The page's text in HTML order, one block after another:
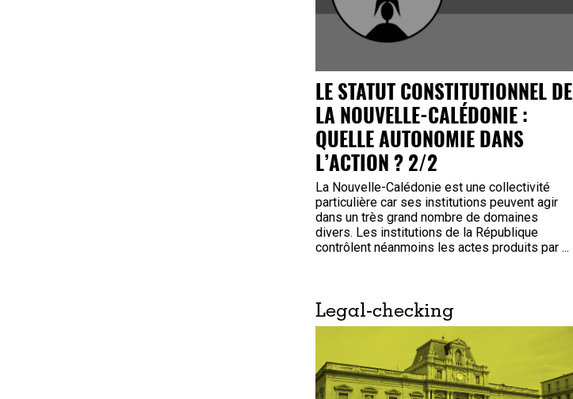
LE STATUT CONSTITUTIONNEL DE
LA NOUVELLE-CALÉDONIE :
QUELLE AUTONOMIE DANS
L’ACTION ? 2/2
La Nouvelle-Calédonie est une collectivité
particulière car ses institutions peuvent agir
dans un très grand nombre de domaines
divers. Les institutions de la République
contrôlent néanmoins les actes produits par ...
Legal-checking